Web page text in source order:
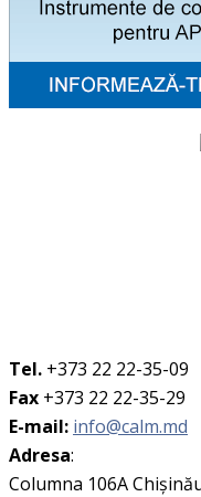
Tel. +373 22 22-35-09
Fax +373 22 22-35-29
E-mail: info@calm.md
Adresa:
Columna 106A